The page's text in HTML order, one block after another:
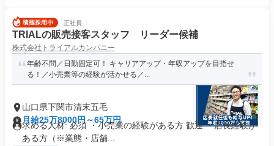
正社員
TRIALの販売接客スタッフ リーダー候補
株式会社トライアルカンパニー
年齢不問／日勤固定可！ キャリアアップ・年収アップを目指せ
る！／小売業等の経験が活かせる／...
山口県下関市清末五毛
月給25万8000円～65万円
求める人材: 必須 ・小売業の経験がある方 歓迎 ・店長経験が
ある方（※業態・店舗...